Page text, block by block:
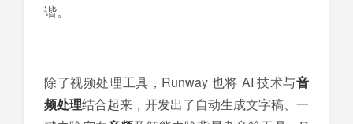
谐。
除了视频处理工具，Runway 也将 AI 技术与音
频处理结合起来，开发出了自动生成文字稿、一